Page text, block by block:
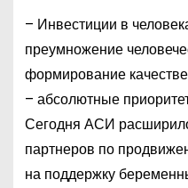
– Инвестиции в
преумножение
формирование
– абсолютные
Сегодня АСИ
партнеров по
на поддержку